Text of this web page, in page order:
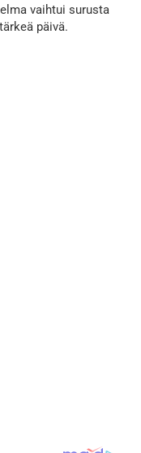
vaihtui surusta
päivä.